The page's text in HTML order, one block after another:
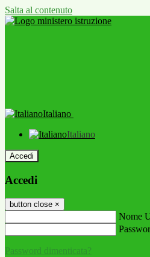
Salta al contenuto
Italiano
Italiano
Accedi
Accedi
button close ×
Nome
Password dimenticata?